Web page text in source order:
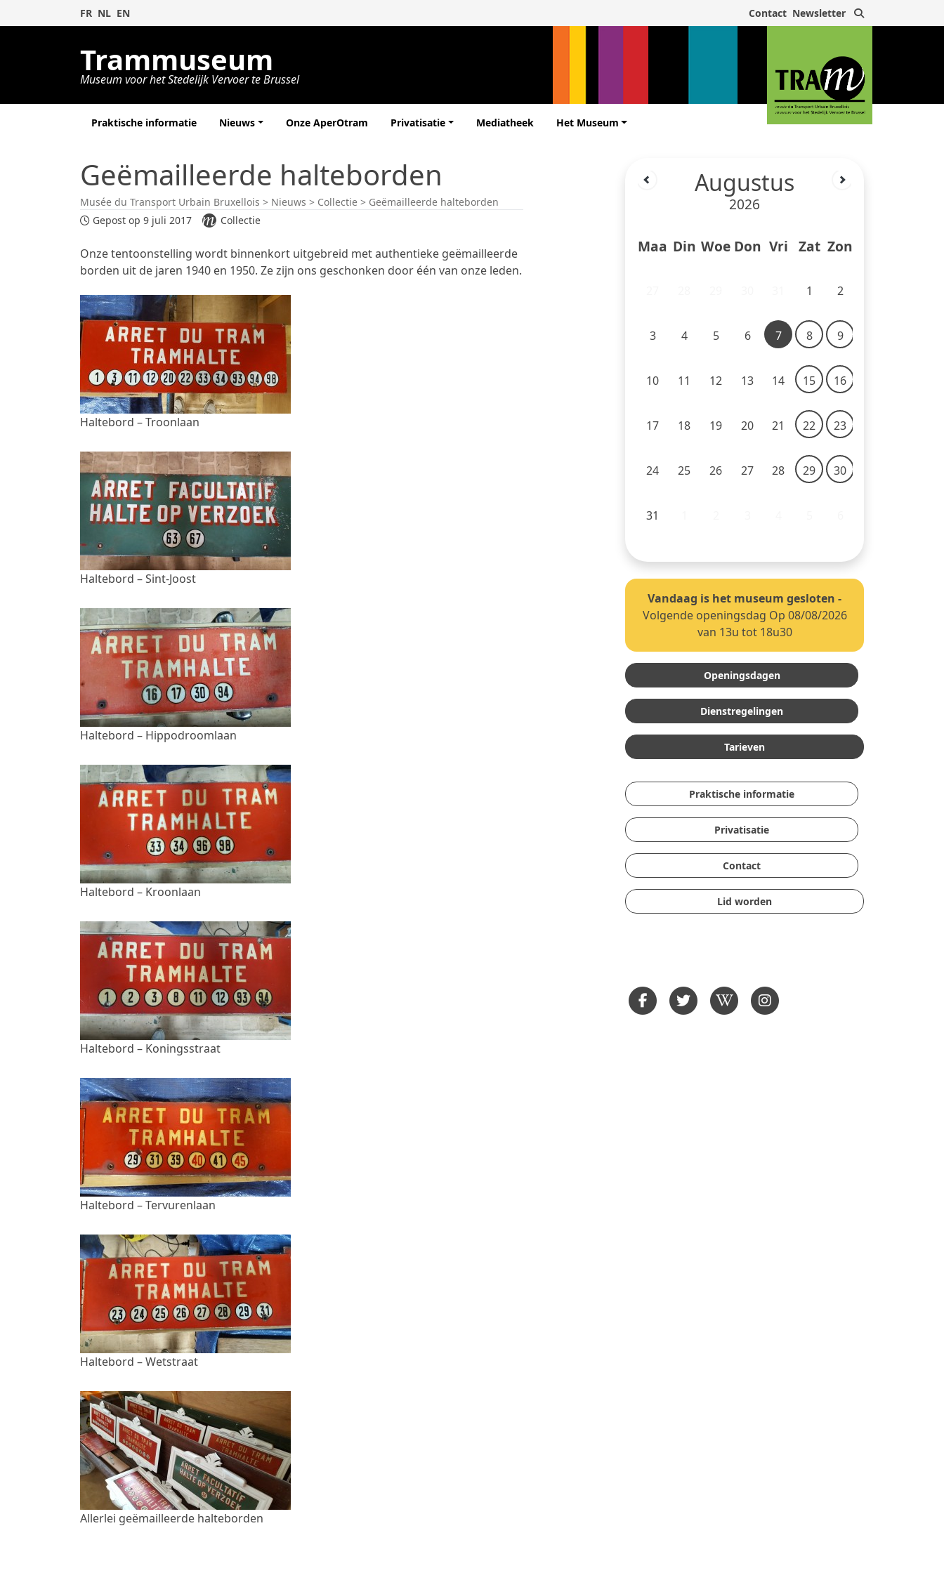
FR NL EN Contact Newsletter
Trammuseum
Museum voor het Stedelijk Vervoer te Brussel
Praktische informatie Nieuws Onze AperOtram Privatisatie Mediatheek Het Museum
Geëmailleerde halteborden
Musée du Transport Urbain Bruxellois > Nieuws > Collectie > Geëmailleerde halteborden
Gepost op 9 juli 2017
Collectie
Onze tentoonstelling wordt binnenkort uitgebreid met authentieke geëmailleerde
borden uit de jaren 1940 en 1950. Ze zijn ons geschonken door één van onze leden.
Haltebord – Troonlaan
Haltebord – Sint-Joost
Haltebord – Hippodroomlaan
Haltebord – Kroonlaan
Haltebord – Koningsstraat
Haltebord – Tervurenlaan
Haltebord – Wetstraat
Allerlei geëmailleerde halteborden
Augustus
2026
Maa Din Woe Don Vri Zat Zon
1 2
3 4 5 6 7 8 9
10 11 12 13 14 15 16
17 18 19 20 21 22 23
24 25 26 27 28 29 30
31
Vandaag is het museum gesloten -
Volgende openingsdag Op 08/08/2026
van 13u tot 18u30
Openingsdagen
Dienstregelingen
Tarieven
Praktische informatie
Privatisatie
Contact
Lid worden